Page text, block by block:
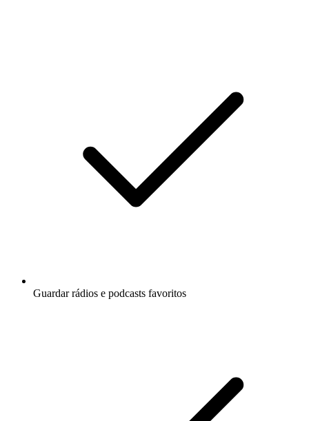
Guardar rádios e podcasts favoritos